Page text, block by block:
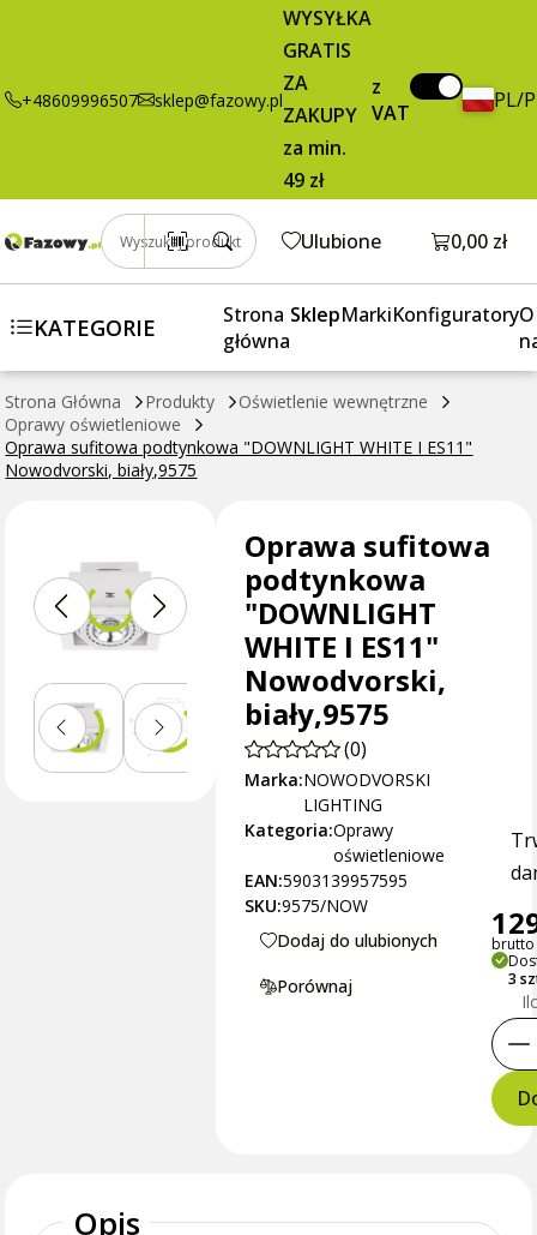
+48609996507 sklep@fazowy.pl
WYSYŁKA
GRATIS
ZA
ZAKUPY
za min.
49 zł
z
VAT
PL/
Wyszukaj produkt Ulubione Otwórz
0,00 zł
KATEGORIE
Strona
główna
SklepMarkiKonfiguratoryO
Strona Główna Produkty
Oświetlenie wewnętrzne
Oprawy oświetleniowe
Oprawa sufitowa podtynkowa "DOWNLIGHT WHITE I ES11"
Nowodvorski, biały,9575
WHITE I ES11"
brutto / szt. Dodaj do koszyka
Oprawa sufitowa
podtynkowa
"DOWNLIGHT
WHITE I ES11"
Nowodvorski,
biały,9575
(0)
Marka:NOWODVORSKI
LIGHTING
Kategoria:Oprawy
oświetleniowe
EAN:5903139957595
SKU:9575/NOW
Dodaj do ulubionych
Porównaj
brutto
3
Opis